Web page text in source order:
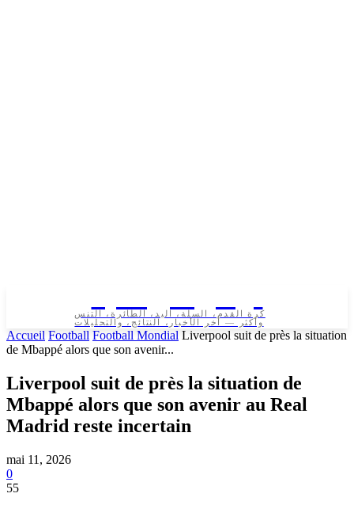
كرة القدم، السلة، اليد، الطائرة، التنس
وأكثر — آخر الأخبار، النتائج، والتحليلات
Accueil Football Football Mondial Liverpool suit de près la situation
de Mbappé alors que son avenir...
Liverpool suit de près la situation de
Mbappé alors que son avenir au Real
Madrid reste incertain
mai 11, 2026
0
55